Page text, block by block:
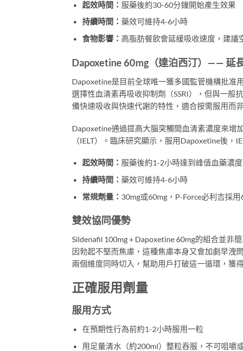
起效時間： 服藥後約30-60分鐘開始產生效果
持續時間： 藥效可維持4-6小時
食物影響： 高脂肪餐飲會延緩吸收速度，建議
Dapoxetine 60mg（達泊西汀）—— 延
Dapoxetine是目前全球唯一獲多國監管機構批准
選擇性血清素再吸收抑制劑（SSRI），但與一般
備快速吸收與快速代謝的特性，適合按需服用而
Dapoxetine通過提高大腦突觸間血清素濃度來增
（IELT）。臨床研究顯示，服用Dapoxetine後，
起效時間： 服藥後約1-2小時達到峰值血藥濃度
持續時間： 藥效可維持4-6小時
常規劑量： 30mg或60mg，P-Force必利吉採
雙效協同優勢
Sildenafil 100mg + Dapoxetine 60mg的組合並非
因勃起不堅而焦慮，這種焦慮本身又會加劇早洩
兩個維度同時切入，幫助用戶打破這一循環，獲
正確服用劑量
服用方式
在預期性行為前約1-2小時服用一粒
用足量清水（約200ml）整粒吞服，不可咀嚼